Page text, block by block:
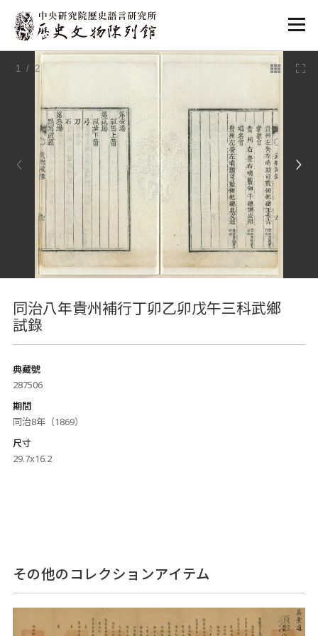
:::
1 / 2
同治八年貴州補行丁卯乙卯戊午三科武鄉
試錄
典藏號
287506
期間
同治8年（1869）
尺寸
29.7x16.2
その他のコレクションアイテム